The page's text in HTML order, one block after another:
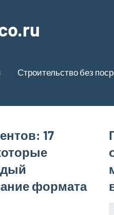
Строительство без
17
формата